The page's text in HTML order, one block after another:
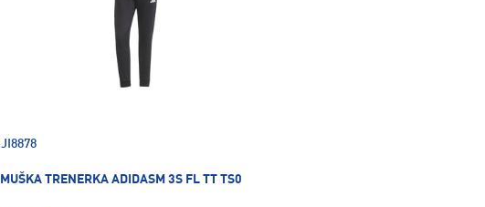
JI8878
MUŠKA TRENERKA ADIDASM 3S FL TT TS0